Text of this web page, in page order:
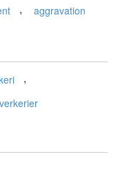
, aggravation
,